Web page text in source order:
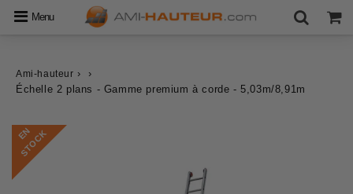
Menu
Ami-hauteur ›
›
Échelle 2 plans - Gamme premium à corde - 5,03m/8,91m
E
N
S
T
O
C
K